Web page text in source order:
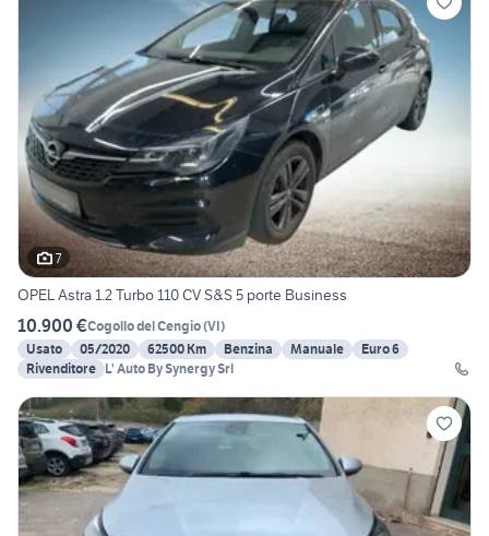
7
OPEL Astra 1.2 Turbo 110 CV S&S 5 porte Business
10.900 €Cogollo del Cengio(VI)
Usato
05/2020 62500 Km Benzina Manuale
Euro 6
Rivenditore L' Auto By Synergy Srl